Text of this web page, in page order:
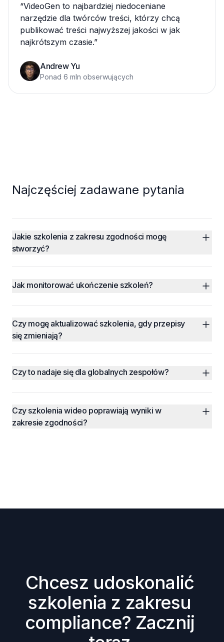
“VideoGen to najbardziej niedoceniane
narzędzie dla twórców treści, którzy chcą
publikować treści najwyższej jakości w jak
najkrótszym czasie.”
Andrew Yu
Ponad 6 mln obserwujących
Najczęściej zadawane pytania
Jakie szkolenia z zakresu zgodności mogę
stworzyć?
Jak monitorować ukończenie szkoleń?
Czy mogę aktualizować szkolenia, gdy przepisy
się zmieniają?
Czy to nadaje się dla globalnych zespołów?
Czy szkolenia wideo poprawiają wyniki w
zakresie zgodności?
Chcesz udoskonalić
szkolenia z zakresu
compliance? Zacznij